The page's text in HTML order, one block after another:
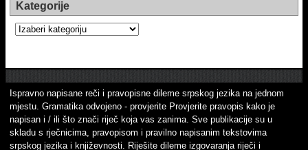
Kategorije
Kategorije
Ispravno napisane reči i pravopisne dileme srpskog jezika na jednom
mjestu. Gramatika odvojeno - provjerite Provjerite pravopis kako je
napisan i / ili što znači riječ koja vas zanima. Sve publikacije su u
skladu s rječnicima, pravopisom i pravilno napisanim tekstovima
srpskog jezika i književnosti. Riješite dileme izgovaranja riječi i